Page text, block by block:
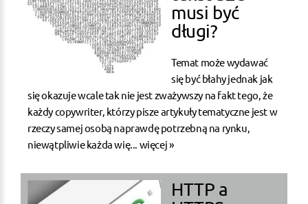
musi być
długi?
Temat może wydawać
się być błahy jednak jak
się okazuje wcale tak nie jest zważywszy na fakt tego, że
każdy copywriter, którzy pisze artykuły tematyczne jest w
rzeczy samej osobą naprawdę potrzebną na rynku,
niewątpliwie każda wię... więcej »
HTTP a